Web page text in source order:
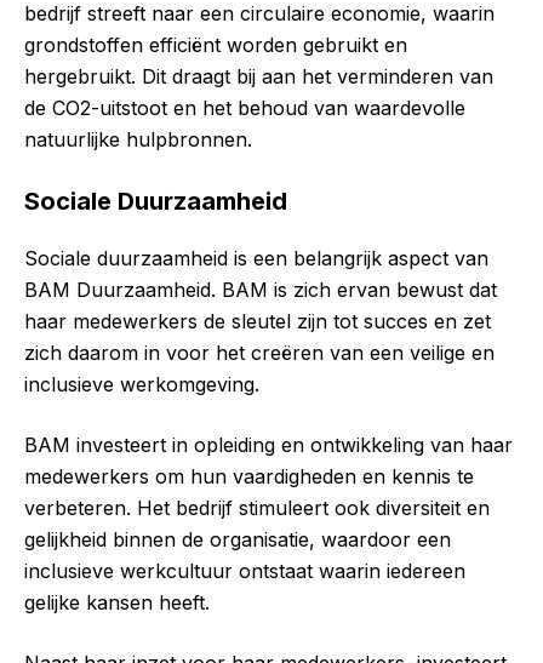
bedrijf streeft naar een circulaire economie, waarin
grondstoffen efficiënt worden gebruikt en
hergebruikt. Dit draagt bij aan het verminderen van
de CO2-uitstoot en het behoud van waardevolle
natuurlijke hulpbronnen.
Sociale Duurzaamheid
Sociale duurzaamheid is een belangrijk aspect van
BAM Duurzaamheid. BAM is zich ervan bewust dat
haar medewerkers de sleutel zijn tot succes en zet
zich daarom in voor het creëren van een veilige en
inclusieve werkomgeving.
BAM investeert in opleiding en ontwikkeling van haar
medewerkers om hun vaardigheden en kennis te
verbeteren. Het bedrijf stimuleert ook diversiteit en
gelijkheid binnen de organisatie, waardoor een
inclusieve werkcultuur ontstaat waarin iedereen
gelijke kansen heeft.